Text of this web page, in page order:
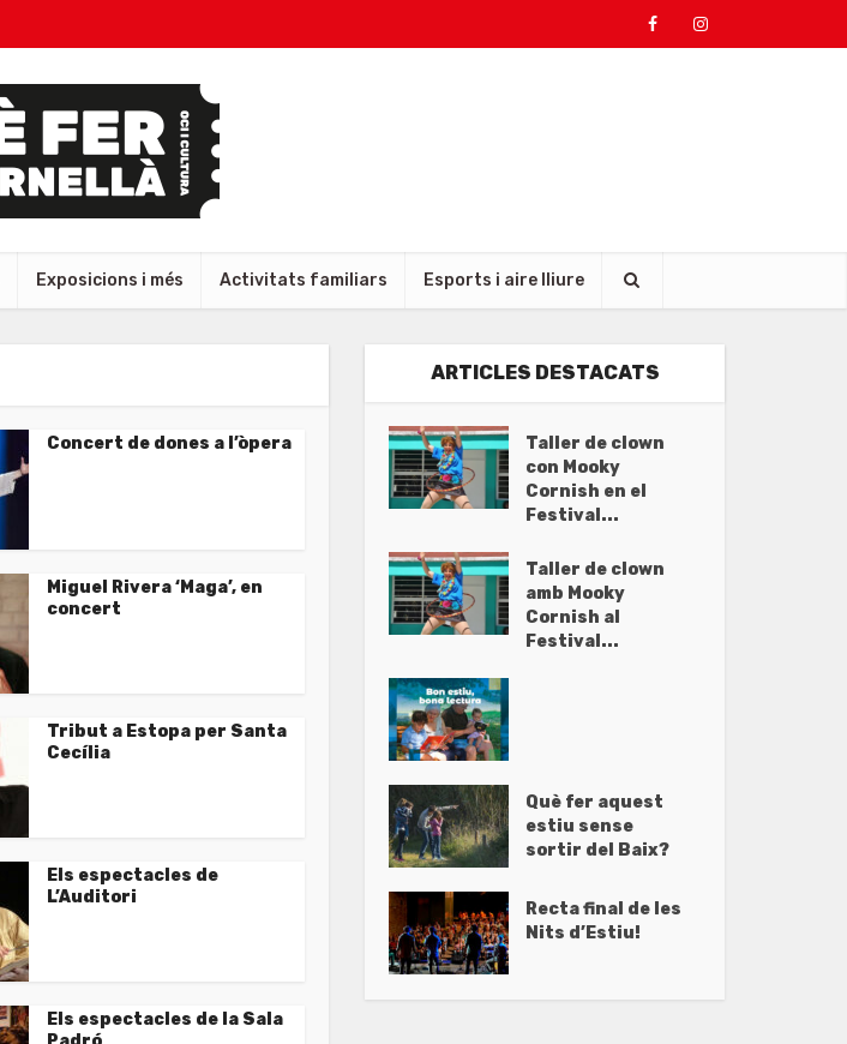
Exposicions i més Activitats familiars Esports i aire lliure
Concert de dones a l’òpera
Miguel Rivera ‘Maga’, en
concert
Tribut a Estopa per Santa
Cecília
Els espectacles de
L’Auditori
Els espectacles de la Sala
ARTICLES DESTACATS
Taller de clown
con Mooky
Cornish en el
Festival...
Taller de clown
amb Mooky
Cornish al
Festival...
Què fer aquest
estiu sense
sortir del Baix?
Recta final de les
Nits d’Estiu!